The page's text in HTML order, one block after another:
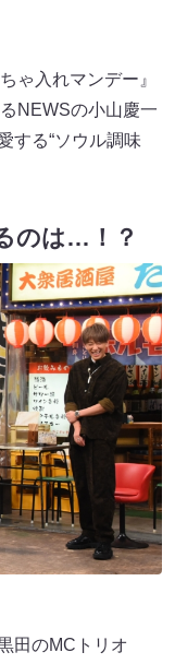
ゃ入れマンデー』
NEWSの小山慶一
する“ソウル調味
のは…！？
田のMCトリオ